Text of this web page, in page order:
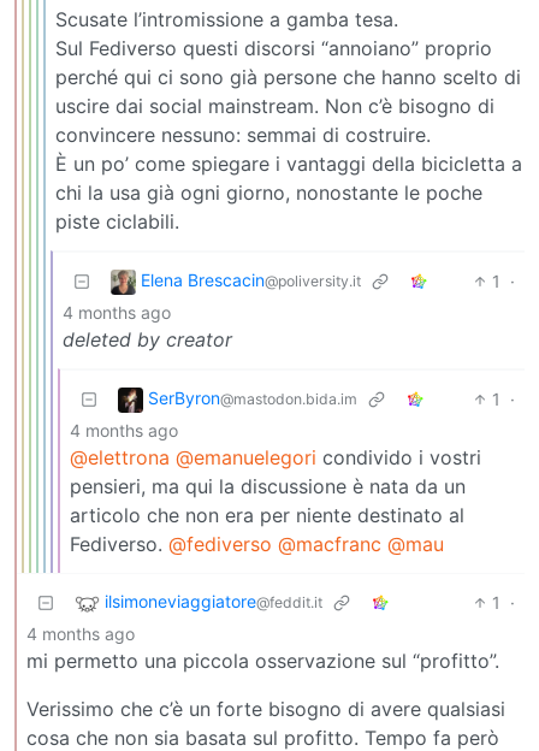
Scusate l’intromissione a gamba tesa.
Sul Fediverso questi discorsi “annoiano” proprio
perché qui ci sono già persone che hanno scelto di
uscire dai social mainstream. Non c’è bisogno di
convincere nessuno: semmai di costruire.
È un po’ come spiegare i vantaggi della bicicletta a
chi la usa già ogni giorno, nonostante le poche
piste ciclabili.
Elena Brescacin@poliversity.it 1
·
4 months ago
deleted by creator
SerByron@mastodon.bida.im 1
·
4 months ago
@elettrona @emanuelegori condivido i vostri
pensieri, ma qui la discussione è nata da un
articolo che non era per niente destinato al
Fediverso. @fediverso @macfranc @mau
ilsimoneviaggiatore@feddit.it 1
·
4 months ago
mi permetto una piccola osservazione sul “profitto”.
Verissimo che c’è un forte bisogno di avere qualsiasi
cosa che non sia basata sul profitto. Tempo fa però